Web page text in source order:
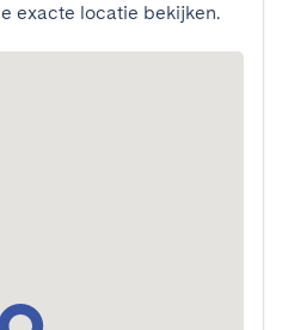
exacte locatie bekijken.